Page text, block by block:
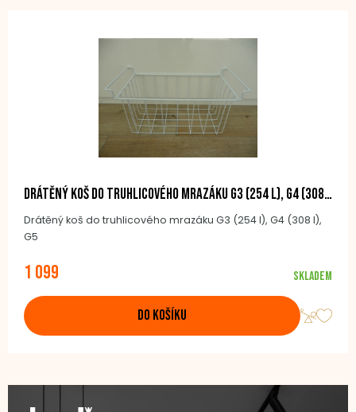
Drátěný koš do truhlicového mrazáku G3 (254 l), G4 (308 l), G5
Drátěný koš do truhlicového mrazáku G3 (254 l), G4 (308 l),
G5
1 099 Skladem
DO KOŠÍKU